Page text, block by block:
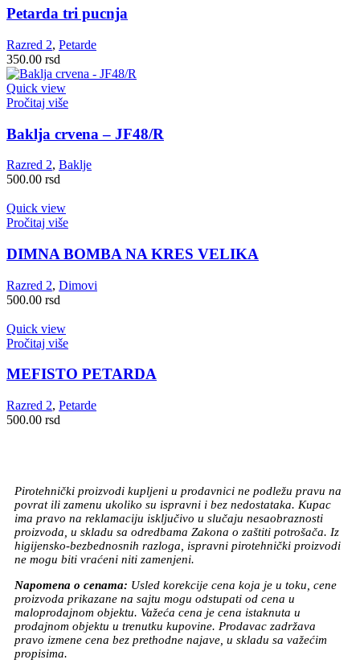
Petarda tri pucnja
Razred 2, Petarde
350.00 rsd
Quick view
Pročitaj više
Baklja crvena – JF48/R
Razred 2, Baklje
500.00 rsd
Quick view
Pročitaj više
DIMNA BOMBA NA KRES VELIKA
Razred 2, Dimovi
500.00 rsd
Quick view
Pročitaj više
MEFISTO PETARDA
Razred 2, Petarde
500.00 rsd
Pirotehnički proizvodi kupljeni u prodavnici ne podležu pravu na
povrat ili zamenu ukoliko su ispravni i bez nedostataka. Kupac
ima pravo na reklamaciju isključivo u slučaju nesaobraznosti
proizvoda, u skladu sa odredbama Zakona o zaštiti potrošača. Iz
higijensko-bezbednosnih razloga, ispravni pirotehnički proizvodi
ne mogu biti vraćeni niti zamenjeni.
Napomena o cenama: Usled korekcije cena koja je u toku, cene
proizvoda prikazane na sajtu mogu odstupati od cena u
maloprodajnom objektu. Važeća cena je cena istaknuta u
prodajnom objektu u trenutku kupovine. Prodavac zadržava
pravo izmene cena bez prethodne najave, u skladu sa važećim
propisima.